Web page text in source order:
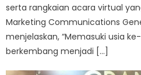
serta rangkaian acara virtual
Marketing Communications
menjelaskan, “Memasuki usia
berkembang menjadi […]